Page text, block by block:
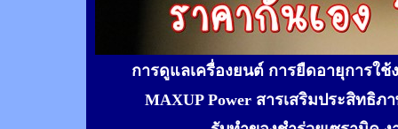
การดูแลเครื่องยนต์ การยืดอายุการใ
MAXUP Power สารเสริมประสิทธิ